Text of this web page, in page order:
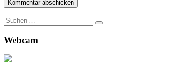
Suche
nach:
Webcam